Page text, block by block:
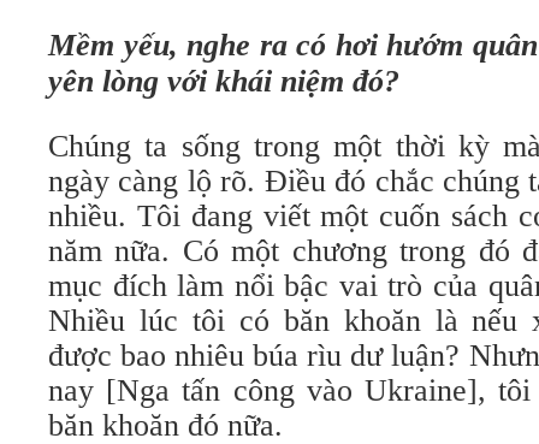
Mềm yếu, nghe ra có hơi hướm
yên lòng với khái niệm đó?
Chúng ta sống trong một thời kỳ
ngày càng lộ rõ. Điều đó chắc chúng
nhiều. Tôi đang viết một cuốn sách
năm nữa. Có một chương trong đó
mục đích làm nổi bậc vai trò của
Nhiều lúc tôi có băn khoăn là nếu
được bao nhiêu búa rìu dư luận?
nay [Nga tấn công vào Ukraine], tôi
băn khoăn đó nữa.